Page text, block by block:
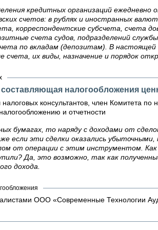
кредитных организаций
счетов: в рублях и иностранных
корреспондентские субсчета, счета
счета судов, подразделений
по вкладам (депозитам). В
счета, их виды, назначение и порядок
налогообложения
консультантов, член Комитета
и отчетности
бумагах, то наряду с доходами от
если эти сделки оказались убыточными,
от операции с этим инструментом.
Да, это возможно, так как
дохода.
ООО «Современные Технологии